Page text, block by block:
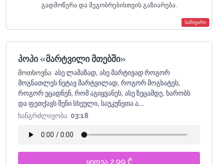
საჩივარი
გადმოწერა და მეგობრებისთვის გაზიარება.
პოპი «მარტვილი მთებში»
მოთხოვნა: ასე ლამაზად, ასე მარტივად როგორ
მოგნათლეს ნეტავ მარტვილად, როგორ მოგხატეს,
როგორ ეცადნენ, რომ აგიყვანეს, ასე ზეცამდე. ხარობს
და ფეთქავს შენი სხეული, საუკუნეთა ა...
ხანგრძლივობა: 03:18
ყიდვა 2.99 ₾